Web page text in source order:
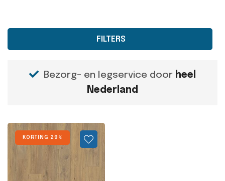
FILTERS
Bezorg- en legservice door heel
Nederland
KORTING 29%